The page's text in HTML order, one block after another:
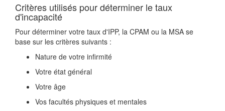
Critères utilisés pour déterminer le taux
d'incapacité
Pour déterminer votre taux d'IPP, la CPAM ou la MSA se
base sur les critères suivants :
Nature de votre infirmité
Votre état général
Votre âge
Vos facultés physiques et mentales